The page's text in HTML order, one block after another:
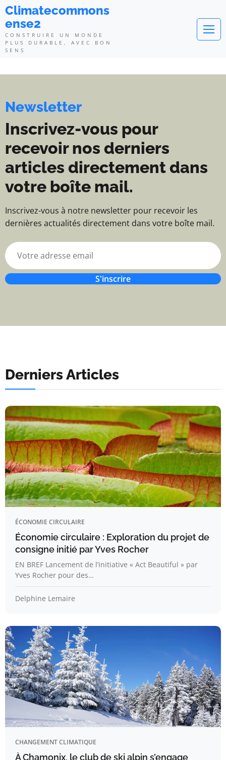
Climatecommonsense2 -
Climatecommons
ense2
CONSTRUIRE UN MONDE
PLUS DURABLE, AVEC BON
SENS
Newsletter
Inscrivez-vous pour
recevoir nos derniers
articles directement dans
votre boîte mail.
Inscrivez-vous à notre newsletter pour recevoir les
dernières actualités directement dans votre boîte mail.
S'inscrire
Derniers Articles
ÉCONOMIE CIRCULAIRE
Économie circulaire : Exploration du projet de
consigne initié par Yves Rocher
EN BREF Lancement de l’initiative « Act Beautiful » par
Yves Rocher pour des…
Delphine Lemaire
CHANGEMENT CLIMATIQUE
À Chamonix, le club de ski alpin s’engage